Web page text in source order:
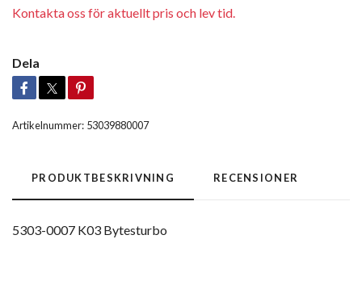
Kontakta oss för aktuellt pris och lev tid.
Dela
Artikelnummer: 53039880007
PRODUKTBESKRIVNING RECENSIONER
5303-0007 K03 Bytesturbo